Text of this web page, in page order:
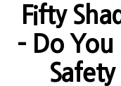
Fifty
– Do